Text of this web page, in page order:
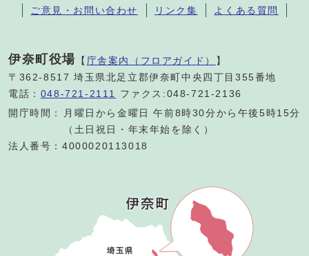
ご意見・お問い合わせ リンク集 よくある質問
伊奈町役場 【 庁舎案内（フロアガイド） 】
〒362-8517 埼玉県北足立郡伊奈町中央四丁目355番地
電話： 048-721-2111
ファクス:048-721-2136
開庁時間：
月曜日から金曜日 午前8時30分から午後5時15分
（土日祝日・年末年始を除く）
法人番号：4000020113018